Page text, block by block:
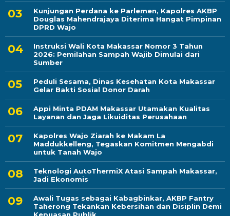
Kunjungan Perdana ke Parlemen, Kapolres AKBP
Douglas Mahendrajaya Diterima Hangat Pimpinan
DPRD Wajo
Instruksi Wali Kota Makassar Nomor 3 Tahun
2026: Pemilahan Sampah Wajib Dimulai dari
Sumber
Peduli Sesama, Dinas Kesehatan Kota Makassar
Gelar Bakti Sosial Donor Darah
Appi Minta PDAM Makassar Utamakan Kualitas
Layanan dan Jaga Likuiditas Perusahaan
Kapolres Wajo Ziarah ke Makam La
Maddukkelleng, Tegaskan Komitmen Mengabdi
untuk Tanah Wajo
Teknologi AutoThermiX Atasi Sampah Makassar,
Jadi Ekonomis
Awali Tugas sebagai Kabagbinkar, AKBP Fantry
Taherong Tekankan Kebersihan dan Disiplin Demi